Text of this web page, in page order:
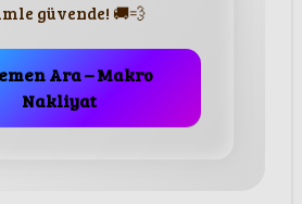
güvende! 🚚💨
Ara – Makro
Nakliyat